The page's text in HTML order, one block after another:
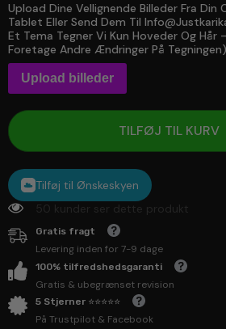
Selection will addto the price
Upload Dine Vellignende Billeder Fra Din
Tablet Eller Send Dem Til
Et Tema Tegner Vi Kun Hoveder Og Hår
Foretage Andre Ændringer På Tegningen)
Upload billeder
TILFØJ TIL KURV
Tilføj til Ønskeskyen
50 kunder ser dette produkt
Gratis fragt
Levering inden for 7-9 dage
100% tilfredshedsgaranti
Gratis & ubegrænset revision
5 Stjerner ⭐⭐⭐⭐⭐
På Trustpilot & Facebook